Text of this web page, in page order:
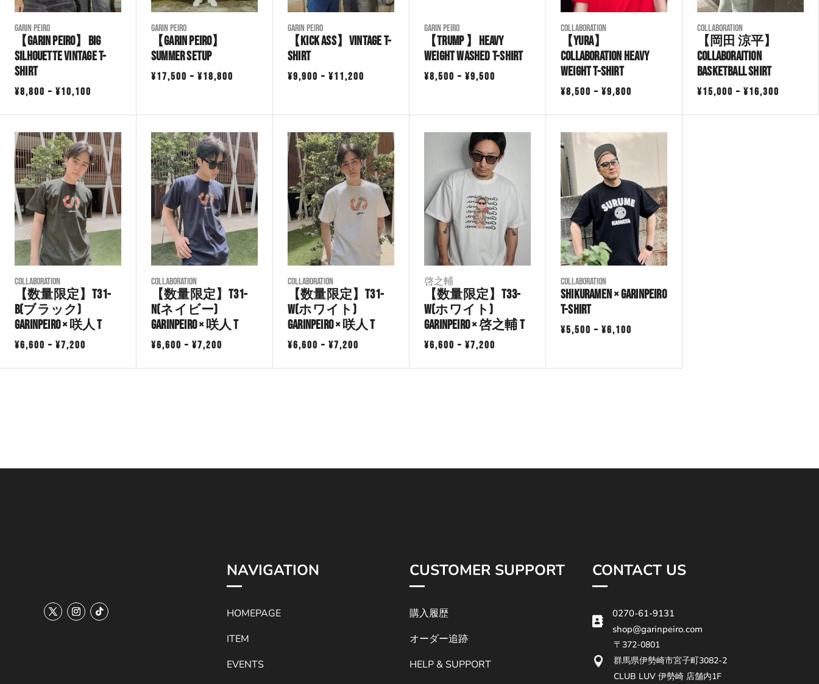
Garin Peiro
【GARIN PEIRO】Big
Silhouette Vintage T-
Shirt
¥8,800 – ¥10,100
¥8,800
–
¥10,100
Garin Peiro
【GARIN PEIRO】
Summer Setup
¥17,500 – ¥18,800
–
¥18,800
Garin Peiro
【KICK ASS】Vintage T-
Shirt
¥9,900 – ¥11,200
–
¥11,200
Garin Peiro
【TRUMP 】Heavy
Weight Washed T-Shirt
¥8,500 – ¥9,500
–
¥9,500
COLLABORATION
【YURA】
Collaboration Heavy
Weight T-Shirt
¥8,500 – ¥9,800
¥8,500
COLLABORATION
【岡田 涼平】
Collaboraition
Basketball Shirt
¥15,000 – ¥16,300
COLLABORATION
【数量限定】T31-
B(ブラック)
GarinPeiro × 咲人 T
¥6,600 – ¥7,200
COLLABORATION
【数量限定】T31-
N(ネイビー)
GarinPeiro × 咲人 T
¥6,600 – ¥7,200
COLLABORATION
【数量限定】T31-
W(ホワイト)
GarinPeiro × 咲人 T
¥6,600 – ¥7,200
啓之輔
【数量限定】T33-
W(ホワイト)
GarinPeiro × 啓之輔 T
¥6,600 – ¥7,200
COLLABORATION
SHIKURAMEN × GarinPeiro
T-Shirt
¥5,500 – ¥6,100
NAVIGATION
HOMEPAGE
ITEM
EVENTS
CUSTOMER SUPPORT
購入履歴
オーダー追跡
HELP & SUPPORT
CONTACT US

0270-61-9131
shop@garinpeiro.com

〒372-0801
群馬県伊勢崎市宮子町3082-2
CLUB LUV 伊勢崎 店舗内1F